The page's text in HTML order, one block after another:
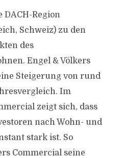
DACH-Region
Schweiz) zu den
des
Engel & Völkers
Steigerung von rund
Im
zeigt sich, dass
nach Wohn- und
stark ist. So
Commercial seine